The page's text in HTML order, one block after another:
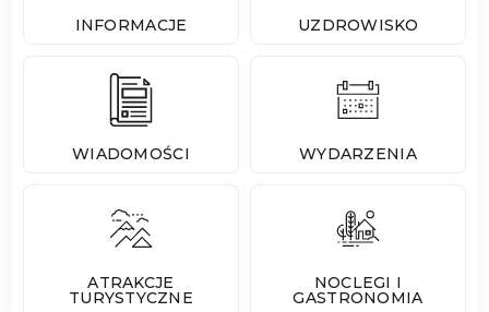
INFORMACJE UZDROWISKO
WIADOMOŚCI WYDARZENIA
ATRAKCJE
TURYSTYCZNE
NOCLEGI I
GASTRONOMIA